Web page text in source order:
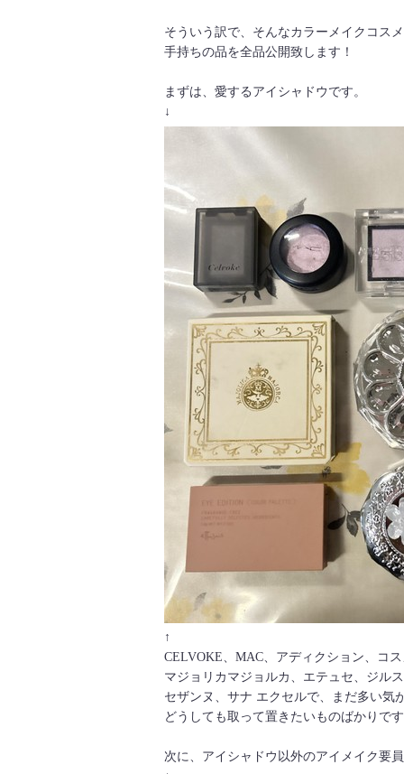
そういう訳で、そんなカラーメイクコス
手持ちの品を全品公開致します！
まずは、愛するアイシャドウです。
↓
↑
CELVOKE、MAC、アディクション、コ
マジョリカマジョルカ、エテュセ、ジル
セザンヌ、サナ エクセルで、まだ多い気
どうしても取って置きたいものばかりで
次に、アイシャドウ以外のアイメイク要